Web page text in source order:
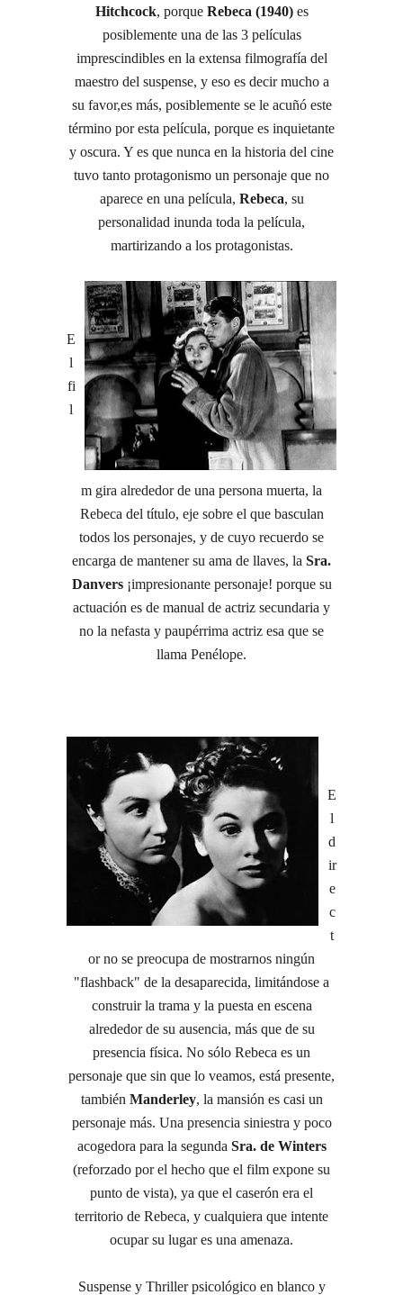
Hitchcock, porque Rebeca (1940) es
posiblemente una de las 3 películas
imprescindibles en la extensa filmografía del
maestro del suspense, y eso es decir mucho a
su favor,es más, posiblemente se le acuñó este
término por esta película, porque es inquietante
y oscura. Y es que nunca en la historia del cine
tuvo tanto protagonismo un personaje que no
aparece en una película, Rebeca, su
personalidad inunda toda la película,
martirizando a los protagonistas.
E
l
fi
l
m gira alrededor de una persona muerta, la
Rebeca del título, eje sobre el que basculan
todos los personajes, y de cuyo recuerdo se
encarga de mantener su ama de llaves, la Sra.
Danvers¡impresionante personaje! porque su
actuación es de manual de actriz secundaria y
no la nefasta y paupérrima actriz esa que se
llama Penélope.
E
l
d
ir
e
c
t
or no se preocupa de mostrarnos ningún
"flashback" de la desaparecida, limitándose a
construir la trama y la puesta en escena
alrededor de su ausencia, más que de su
presencia física. No sólo Rebeca es un
personaje que sin que lo veamos, está presente,
también Manderley, la mansión es casi un
personaje más. Una presencia siniestra y poco
acogedora para la segunda Sra. de Winters
(reforzado por el hecho que el film expone su
punto de vista), ya que el caserón era el
territorio de Rebeca, y cualquiera que intente
ocupar su lugar es una amenaza.
Suspense y Thriller psicológico en blanco y